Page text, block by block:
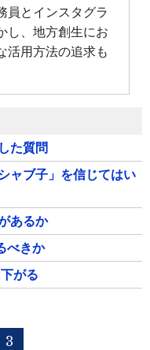
員とインスタグラ
し、地方創生にお
活用方法の追求も
た質問
ャブ子」を信じてはい
あるか
べきか
がる
3